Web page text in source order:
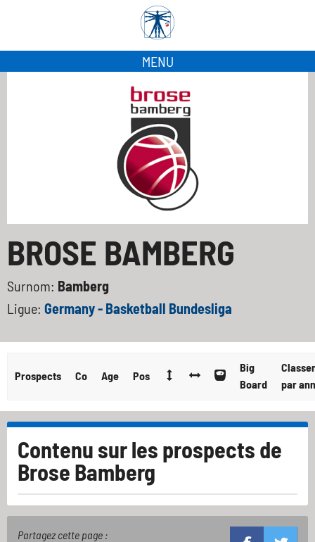
MENU
BROSE BAMBERG
Surnom: Bamberg
Ligue: Germany - Basketball Bundesliga
Prospects Co Age Pos
Big
Board
par
Contenu sur les prospects de
Brose Bamberg
Partagez cette page :